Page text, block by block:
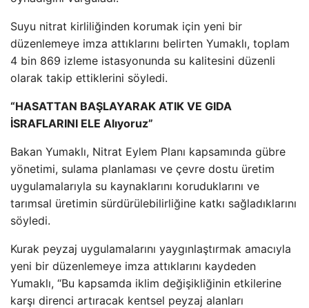
Suyu nitrat kirliliğinden korumak için yeni bir
düzenlemeye imza attıklarını belirten Yumaklı, toplam
4 bin 869 izleme istasyonunda su kalitesini düzenli
olarak takip ettiklerini söyledi.
“HASATTAN BAŞLAYARAK ATIK VE GIDA
İSRAFLARINI ELE Alıyoruz”
Bakan Yumaklı, Nitrat Eylem Planı kapsamında gübre
yönetimi, sulama planlaması ve çevre dostu üretim
uygulamalarıyla su kaynaklarını koruduklarını ve
tarımsal üretimin sürdürülebilirliğine katkı sağladıklarını
söyledi.
Kurak peyzaj uygulamalarını yaygınlaştırmak amacıyla
yeni bir düzenlemeye imza attıklarını kaydeden
Yumaklı, “Bu kapsamda iklim değişikliğinin etkilerine
karşı direnci artıracak kentsel peyzaj alanları